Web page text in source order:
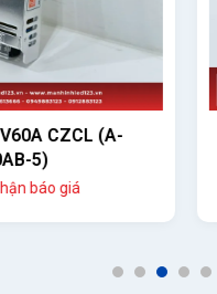
CZCL (A-
5)
báo giá
1 2 3 4 5